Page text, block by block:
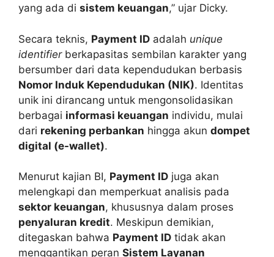
yang ada di sistem keuangan,” ujar Dicky.
Secara teknis, Payment ID adalah unique
identifierberkapasitas sembilan karakter yang
bersumber dari data kependudukan berbasis
Nomor Induk Kependudukan (NIK). Identitas
unik ini dirancang untuk mengonsolidasikan
berbagai informasi keuangan individu, mulai
dari rekening perbankan hingga akun dompet
digital (e-wallet).
Menurut kajian BI, Payment ID juga akan
melengkapi dan memperkuat analisis pada
sektor keuangan, khususnya dalam proses
penyaluran kredit. Meskipun demikian,
ditegaskan bahwa Payment ID tidak akan
menggantikan peran Sistem Layanan